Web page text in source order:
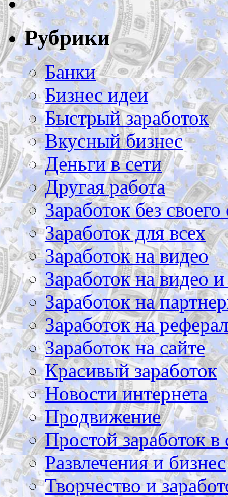
Рубрики
Банки
Бизнес идеи
Быстрый заработок
Вкусный бизнес
Деньги в сети
Другая работа
Заработок без своего
Заработок для всех
Заработок на видео
Заработок на видео
Заработок на
Заработок на
Заработок на сайте
Красивый заработок
Новости интернета
Продвижение
Простой заработок в
Развлечения и бизнес
Творчество и